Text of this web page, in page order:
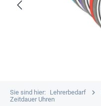
Sie sind hier: Lehrerbedarf
Zeitdauer Uhren